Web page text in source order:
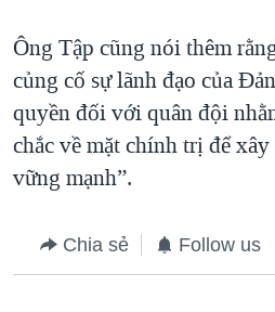
Ông Tập cũng nói thêm
củng cố sự lãnh đạo của
quyền đối với quân đội
chắc về mặt chính trị để
vững mạnh”.
Chia sẻ Follow us